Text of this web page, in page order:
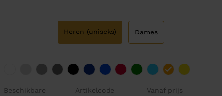
Heren (uniseks) Dames
Beschikbare
Artikelcode Vanaf prijs